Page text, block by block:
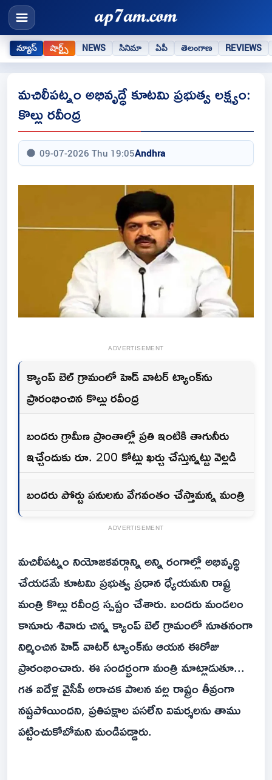
న్యూస్ షార్ట్స్ NEWS సినిమా ఏపీ తెలంగాణ REVIEWS
మచిలీపట్నం అభివృద్ధే కూటమి ప్రభుత్వ లక్ష్యం:
కొల్లు రవీంద్ర
09-07-2026 Thu 19:05Andhra
ADVERTISEMENT
క్యాంప్ బెల్ గ్రామంలో హెడ్ వాటర్ ట్యాంక్‌ను
ప్రారంభించిన కొల్లు రవీంద్ర
బందరు గ్రామీణ ప్రాంతాల్లో ప్రతి ఇంటికి తాగునీరు
ఇచ్చేందుకు రూ. 200 కోట్లు ఖర్చు చేస్తున్నట్టు వెల్లడి
బందరు పోర్టు పనులను వేగవంతం చేస్తామన్న మంత్రి
ADVERTISEMENT
మచిలీపట్నం నియోజకవర్గాన్ని అన్ని రంగాల్లో అభివృద్ధి
చేయడమే కూటమి ప్రభుత్వ ప్రధాన ధ్యేయమని రాష్ట్ర
మంత్రి కొల్లు రవీంద్ర స్పష్టం చేశారు. బందరు మండలం
కానూరు శివారు చిన్న క్యాంప్ బెల్ గ్రామంలో నూతనంగా
నిర్మించిన హెడ్ వాటర్ ట్యాంక్‌ను ఆయన ఈరోజు
ప్రారంభించారు. ఈ సందర్భంగా మంత్రి మాట్లాడుతూ...
గత ఐదేళ్ల వైసీపీ అరాచక పాలన వల్ల రాష్ట్రం తీవ్రంగా
నష్టపోయిందని, ప్రతిపక్షాల పసలేని విమర్శలను తాము
పట్టించుకోబోమని మండిపడ్డారు.